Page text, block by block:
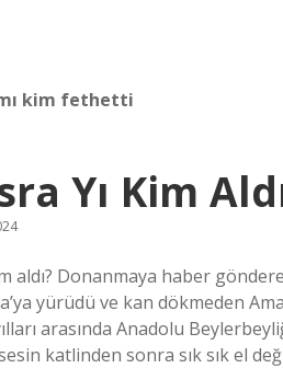
kim fethetti
Yı Kim
aldı? Donanmaya haber
yürüdü ve kan dökmeden
arasında Anadolu
katlinden sonra sık sık el